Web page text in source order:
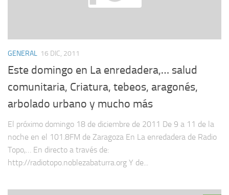
GENERAL 16 DIC, 2011
Este domingo en La enredadera,… salud
comunitaria, Criatura, tebeos, aragonés,
arbolado urbano y mucho más
El próximo domingo 18 de diciembre de 2011 De 9 a 11 de la
noche en el 101.8FM de Zaragoza En La enredadera de Radio
Topo,… En directo a través de:
http://radiotopo.noblezabaturra.org Y de...